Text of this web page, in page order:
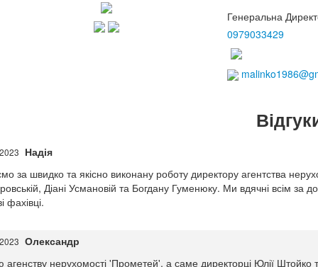
Генеральна
0979033429
Надія
за швидко та якісно виконану роботу директору агентства
Діані Усмановій та Богдану Гуменюку. Ми вдячні всім за
фахівці.
Олександр
агенству нерухомості 'Прометей', а саме директорці Юлії